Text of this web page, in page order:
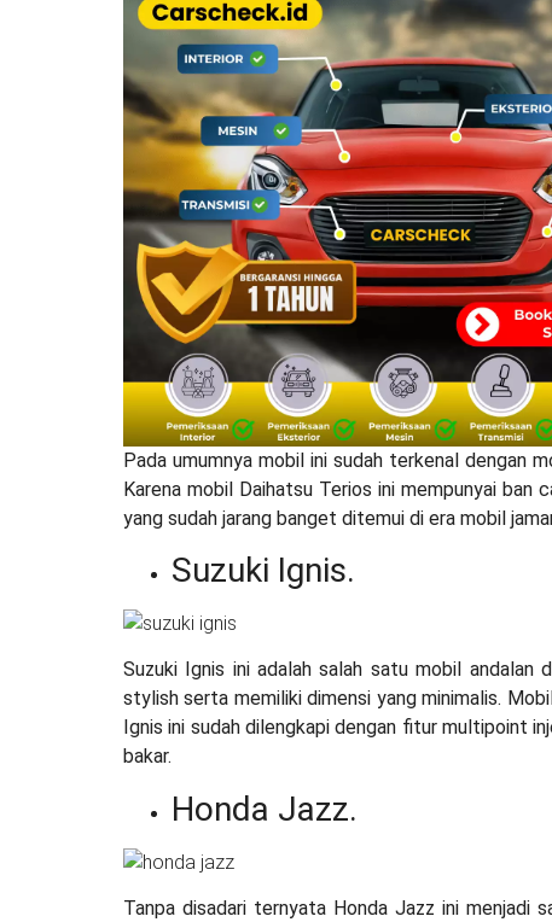
Pada umumnya mobil ini sudah terkenal dengan
Karena mobil Daihatsu Terios ini mempunyai ban
yang sudah jarang banget ditemui di era mobil
Suzuki Ignis.
Suzuki Ignis ini adalah salah satu mobil andalan
stylish serta memiliki dimensi yang minimalis.
Ignis ini sudah dilengkapi dengan fitur multipoint
bakar.
Honda Jazz.
Tanpa disadari ternyata Honda Jazz ini menjadi